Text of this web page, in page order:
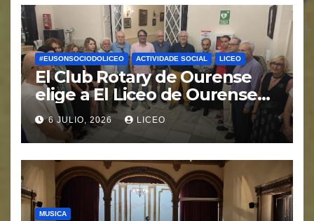
#EUSONSOCIODOLICEO ACTIVIDADE SOCIAL LICEO
El Club Rotary de Ourense
elige a El Liceo de Ourense
para la puesta en marcha del
proyecto “Ciudad Cardio
Protegida”.
6 JULIO, 2026 LICEO
MUSICA